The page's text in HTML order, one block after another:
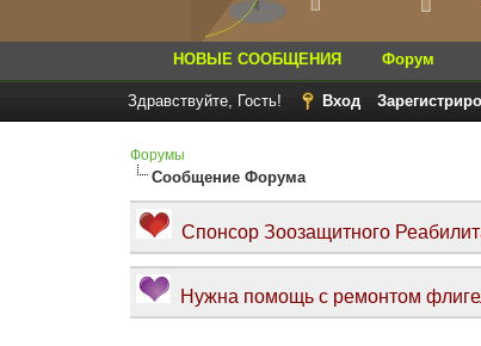
НОВЫЕ СООБЩЕНИЯ Форум
Здравствуйте, Гость! Вход
Форумы
Сообщение Форума
Спонсор Зоозащитного
Нужна помощь с ремонтом